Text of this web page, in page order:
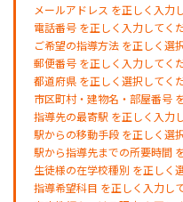
メールアドレス を正しく入力
電話番号 を正しく入力してく
ご希望の指導方法 を正しく選
郵便番号 を正しく入力してく
都道府県 を正しく選択してく
市区町村・建物名・部屋番号
指導先の最寄駅 を正しく入力
駅からの移動手段 を正しく選
駅から指導先までの所要時間
生徒様の在学校種別 を正しく
指導希望科目 を正しく入力し